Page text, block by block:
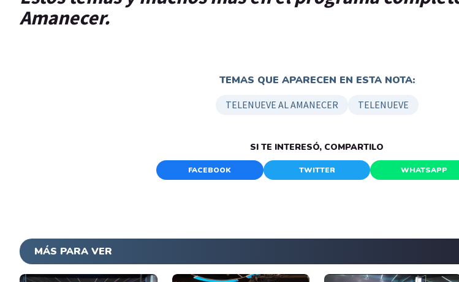
Amanecer.
TEMAS QUE APARECEN EN ESTA NOTA:
TELENUEVE AL AMANECER TELENUEVE
SI TE INTERESÓ, COMPARTILO
FACEBOOK TWITTER WHATSAPP
MÁS PARA VER